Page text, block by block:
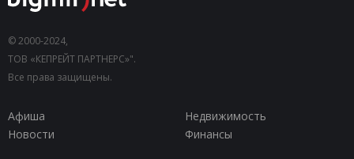
© 2000-2024,
ТОВ «КЕПРЕЙТ ПАРТНЕРС»".
Все права защищены.
Афиша
Недвижимость
Новости
Финансы